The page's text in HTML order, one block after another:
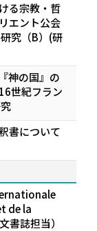
る宗教・哲
エント公会
究（B）(研
神の国』の
世紀フラン
書について
de la
書誌担当）